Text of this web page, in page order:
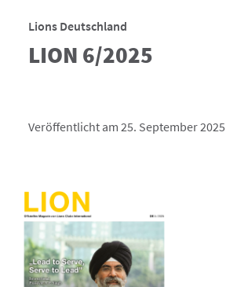
Lions Deutschland
LION 6/2025
Veröffentlicht am 25. September 2025